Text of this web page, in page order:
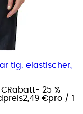
tlg. elastischer,
€Rabatt- 25 %
2,49 €pro / 1